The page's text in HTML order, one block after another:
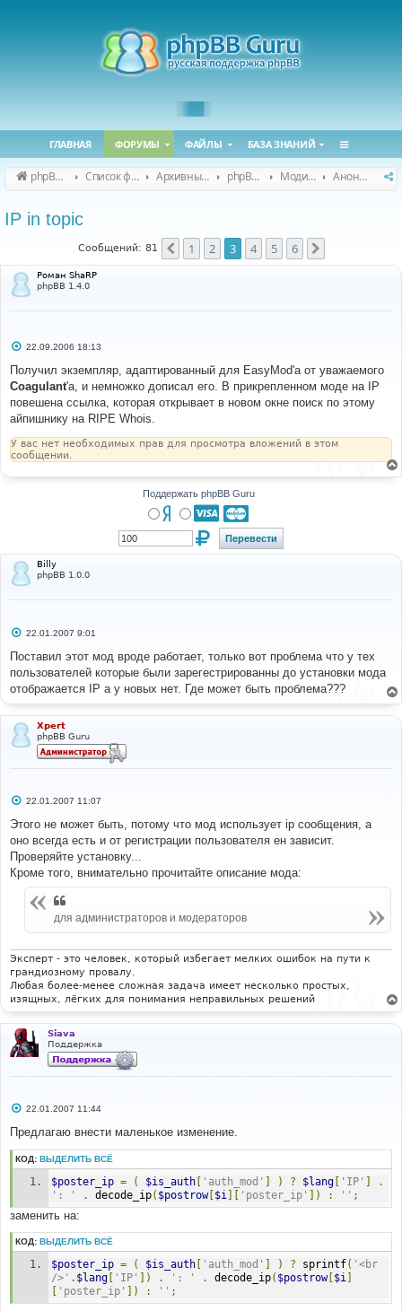
ГЛАВНАЯ ФОРУМЫ ФАЙЛЫ БАЗА ЗНАНИЙ
phpBB Guru Список форумов Архивные форумы phpBB 2.0.x (архив) Модификация phpBB 2.0.x Анонсы и поддержка модов для phpBB 2.0.x
IP in topic
Сообщений: 81 Пред.
1 2 3 4 5 6
Роман ShaRP
phpBB 1.4.0
С
о
б
щ
е
н
и
22.09.2006 18:13
Получил экземпляр, адаптированный для EasyMod'а от уважаемого
Coagulant'а, и немножко дописал его. В прикрепленном моде на IP
повешена ссылка, которая открывает в новом окне поиск по этому
айпишнику на RIPE Whois.
У вас нет необходимых прав для просмотра вложений в этом
сообщении.
Поддержать phpBB Guru
Billy
phpBB 1.0.0
С
о
б
щ
е
н
и
е
22.01.2007 9:01
Поставил этот мод вроде работает, только вот проблема что у тех
пользователей которые были зарегестрированны до установки мода
отображается IP а у новых нет. Где может быть проблема???
Xpert
phpBB Guru
С
о
б
щ
е
н
и
22.01.2007 11:07
Этого не может быть, потому что мод использует ip сообщения, а
оно всегда есть и от регистрации пользователя ен зависит.
Проверяйте установку...
Кроме того, внимательно прочитайте описание мода:
для администраторов и модераторов
Эксперт - это человек, который избегает мелких ошибок на пути к
грандиозному провалу.
Любая более-менее сложная задача имеет несколько простых,
изящных, лёгких для понимания неправильных решений
Siava
Поддержка
С
о
щ
е
22.01.2007 11:44
Предлагаю внести маленькое изменение.
КОД: ВЫДЕЛИТЬ ВСЁ
$poster_ip = ( $is_auth [ 'auth_mod' ] ) ? $lang [ 'IP' ]
.
': '
. decode_ip( $postrow[$i ][ 'poster_ip' ]) : '' ;
заменить на:
КОД: ВЫДЕЛИТЬ ВСЁ
$poster_ip = ( $is_auth [ 'auth_mod' ] ) ? sprintf( '<br
/>' . $lang [ 'IP' ]) . ': ' . decode_ip( $postrow[$i ]
[ 'poster_ip' ]) : '' ;